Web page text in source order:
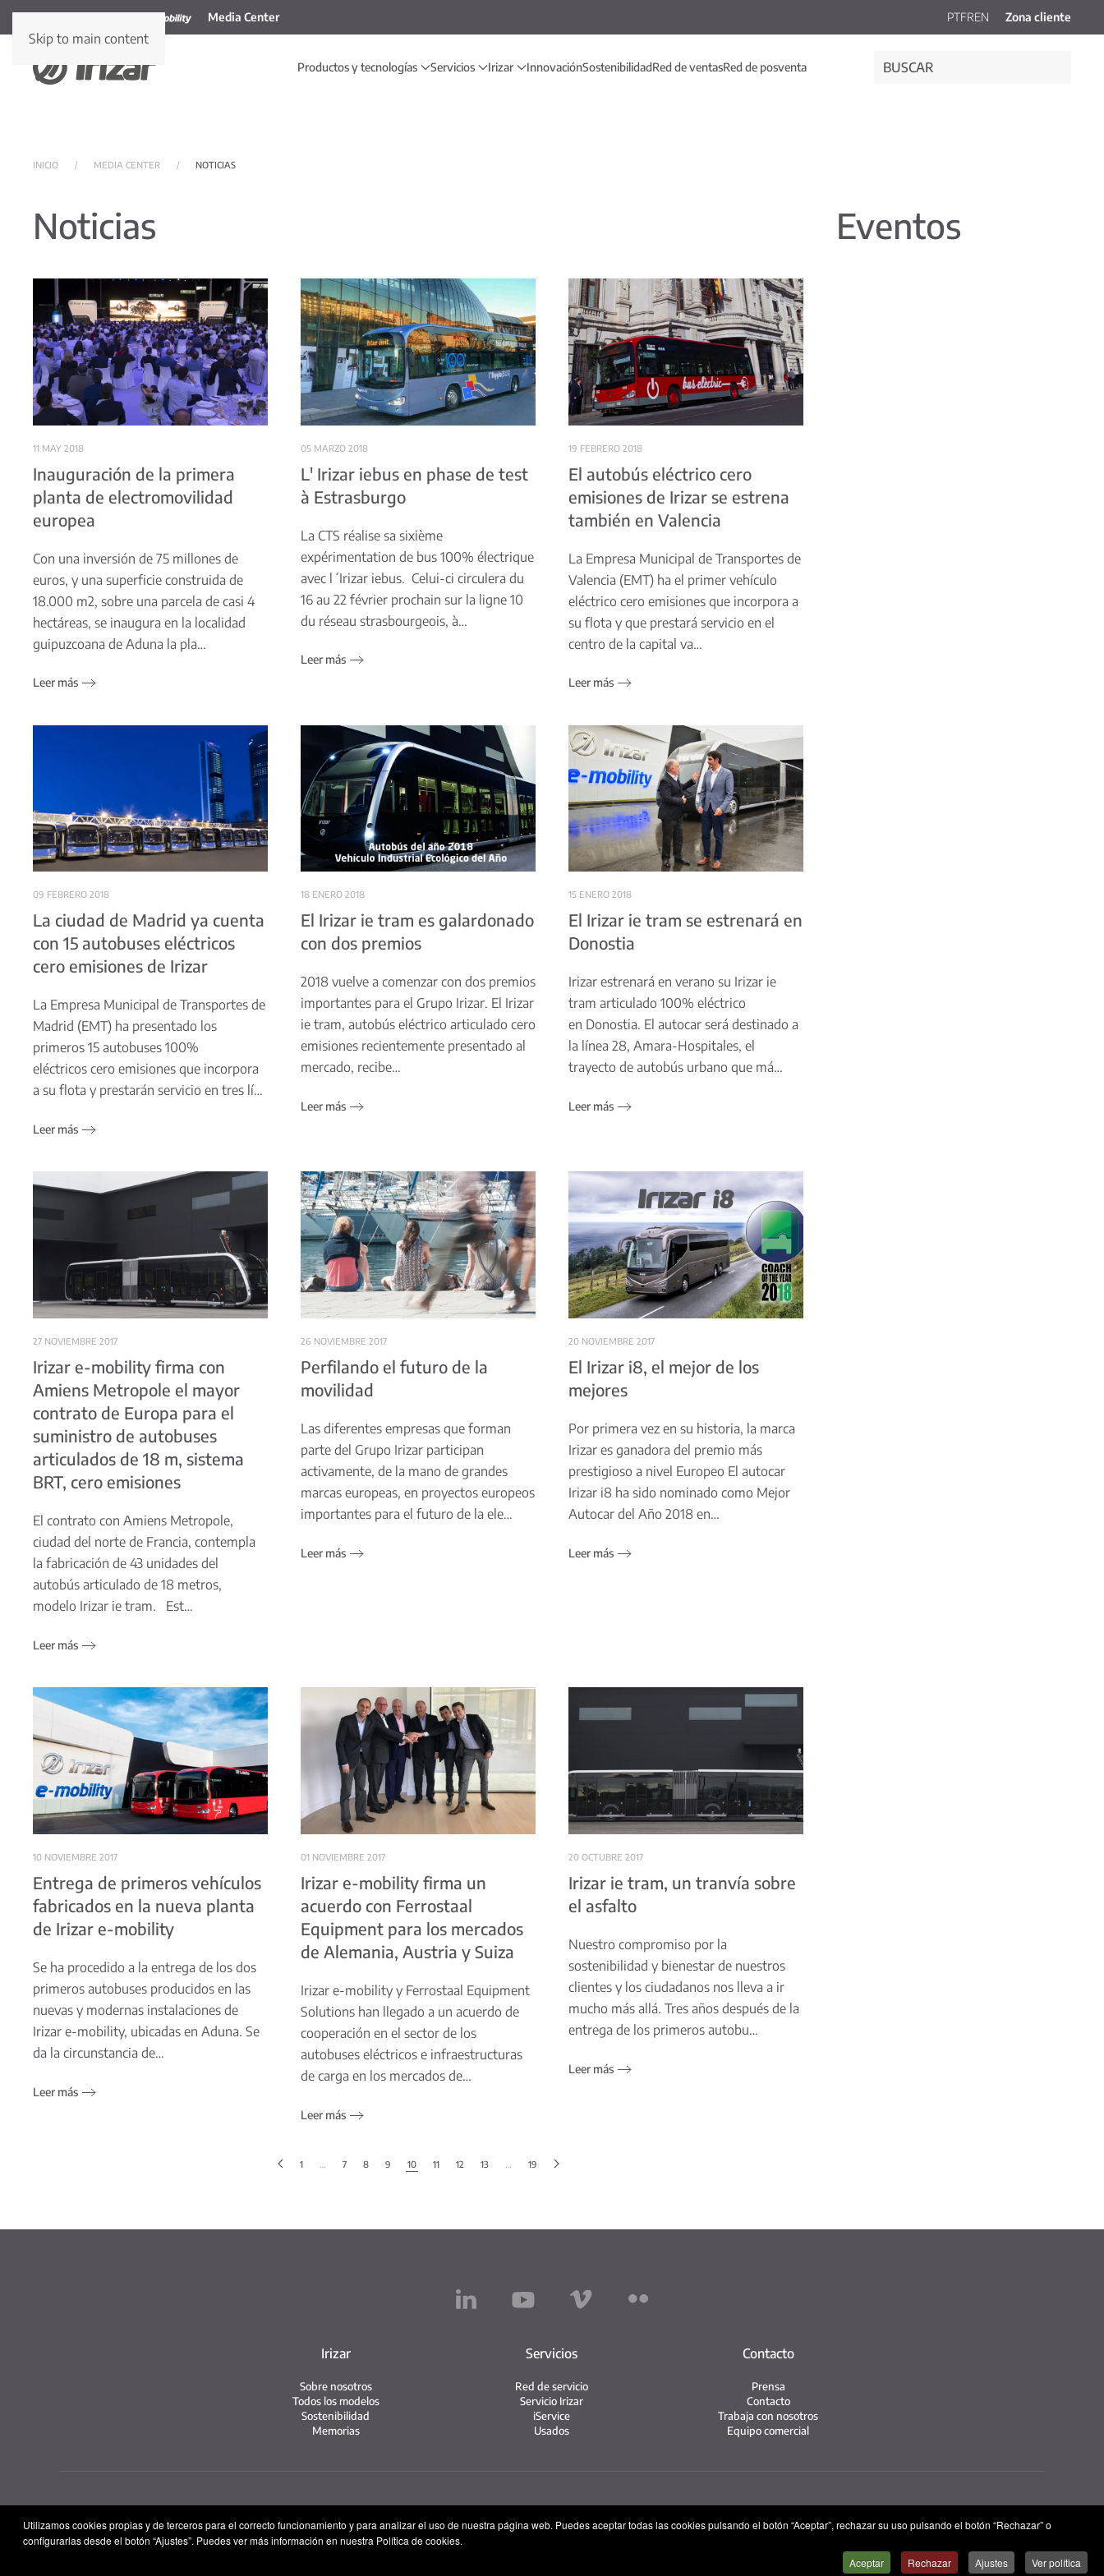
Utilizamos cookies propias y de terceros para el correcto funcionamiento y para analizar el uso de nuestra página web. Puedes aceptar todas las cookies pulsando el botón “Aceptar”, rechazar su uso pulsando el botón “Rechazar” o
configurarlas desde el botón “Ajustes”. Puedes ver más información en nuestra Política de cookies.
Aceptar
Rechazar Ajustes Ver política
Skip to main content
Media Center PTFREN Zona cliente
Productos y tecnologías Servicios Irizar InnovaciónSostenibilidadRed de ventasRed de posventa
INICIO MEDIA CENTER NOTICIAS
Noticias
11 MAY 2018
Inauguración de la primera
planta de electromovilidad
europea
Con una inversión de 75 millones de
euros, y una superficie construida de
18.000 m2, sobre una parcela de casi 4
hectáreas, se inaugura en la localidad
guipuzcoana de Aduna la pla…
Leer más
05 MARZO 2018
L' Irizar iebus en phase de test
à Estrasburgo
La CTS réalise sa sixième
expérimentation de bus 100% électrique
avec l´Irizar iebus. Celui-ci circulera du
16 au 22 février prochain sur la ligne 10
du réseau strasbourgeois, à…
Leer más
19 FEBRERO 2018
El autobús eléctrico cero
emisiones de Irizar se estrena
también en Valencia
La Empresa Municipal de Transportes de
Valencia (EMT) ha el primer vehículo
eléctrico cero emisiones que incorpora a
su flota y que prestará servicio en el
centro de la capital va…
Leer más
09 FEBRERO 2018
La ciudad de Madrid ya cuenta
con 15 autobuses eléctricos
cero emisiones de Irizar
La Empresa Municipal de Transportes de
Madrid (EMT) ha presentado los
primeros 15 autobuses 100%
eléctricos cero emisiones que incorpora
a su flota y prestarán servicio en tres lí…
Leer más
18 ENERO 2018
El Irizar ie tram es galardonado
con dos premios
2018 vuelve a comenzar con dos premios
importantes para el Grupo Irizar. El Irizar
ie tram, autobús eléctrico articulado cero
emisiones recientemente presentado al
mercado, recibe…
Leer más
15 ENERO 2018
El Irizar ie tram se estrenará en
Donostia
Irizar estrenará en verano su Irizar ie
tram articulado 100% eléctrico
en Donostia. El autocar será destinado a
la línea 28, Amara-Hospitales, el
trayecto de autobús urbano que má…
Leer más
27 NOVIEMBRE 2017
Irizar e-mobility firma con
Amiens Metropole el mayor
contrato de Europa para el
suministro de autobuses
articulados de 18 m, sistema
BRT, cero emisiones
El contrato con Amiens Metropole,
ciudad del norte de Francia, contempla
la fabricación de 43 unidades del
autobús articulado de 18 metros,
modelo Irizar ie tram. Est…
Leer más
26 NOVIEMBRE 2017
Perfilando el futuro de la
movilidad
Las diferentes empresas que forman
parte del Grupo Irizar participan
activamente, de la mano de grandes
marcas europeas, en proyectos europeos
importantes para el futuro de la ele…
Leer más
20 NOVIEMBRE 2017
El Irizar i8, el mejor de los
mejores
Por primera vez en su historia, la marca
Irizar es ganadora del premio más
prestigioso a nivel Europeo El autocar
Irizar i8 ha sido nominado como Mejor
Autocar del Año 2018 en…
Leer más
10 NOVIEMBRE 2017
Entrega de primeros vehículos
fabricados en la nueva planta
de Irizar e-mobility
Se ha procedido a la entrega de los dos
primeros autobuses producidos en las
nuevas y modernas instalaciones de
Irizar e-mobility, ubicadas en Aduna. Se
da la circunstancia de…
Leer más
01 NOVIEMBRE 2017
Irizar e-mobility firma un
acuerdo con Ferrostaal
Equipment para los mercados
de Alemania, Austria y Suiza
Irizar e-mobility y Ferrostaal Equipment
Solutions han llegado a un acuerdo de
cooperación en el sector de los
autobuses eléctricos e infraestructuras
de carga en los mercados de…
Leer más
20 OCTUBRE 2017
Irizar ie tram, un tranvía sobre
el asfalto
Nuestro compromiso por la
sostenibilidad y bienestar de nuestros
clientes y los ciudadanos nos lleva a ir
mucho más allá. Tres años después de la
entrega de los primeros autobu…
Leer más
1 … 7 8 9 10 11 12 13 … 19
Eventos
Irizar
Sobre nosotros
Todos los modelos
Sostenibilidad
Memorias
Servicios
Red de servicio
Servicio Irizar
iService
Usados
Contacto
Prensa
Contacto
Trabaja con nosotros
Equipo comercial